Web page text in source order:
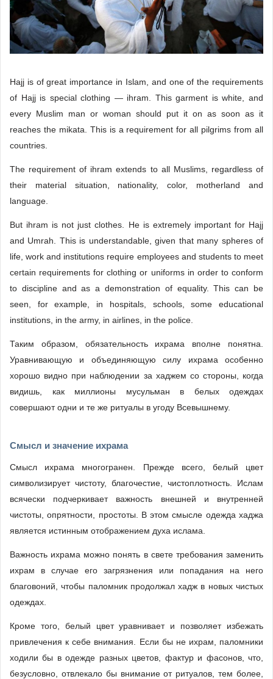
Hajj is of great importance in Islam, and one of the requirements
of Hajj is special clothing — ihram. This garment is white, and
every Muslim man or woman should put it on as soon as it
reaches the mikata. This is a requirement for all pilgrims from all
countries.
The requirement of ihram extends to all Muslims, regardless of
their material situation, nationality, color, motherland and
language.
But ihram is not just clothes. He is extremely important for Hajj
and Umrah. This is understandable, given that many spheres of
life, work and institutions require employees and students to meet
certain requirements for clothing or uniforms in order to conform
to discipline and as a demonstration of equality.This can be
seen, for example, in hospitals, schools, some educational
institutions, in the army, in airlines, in the police.
Таким образом, обязательность ихрама вполне понятна.
Уравнивающую и объединяющую силу ихрама особенно
хорошо видно при наблюдении за хаджем со стороны, когда
видишь, как миллионы мусульман в белых одеждах
совершают одни и те же ритуалы в угоду Всевышнему.
Смысл и значение ихрама
Смысл ихрама многогранен. Прежде всего, белый цвет
символизирует чистоту, благочестие, чистоплотность. Ислам
всячески подчеркивает важность внешней и внутренней
чистоты, опрятности, простоты. В этом смысле одежда хаджа
является истинным отображением духа ислама.
Важность ихрама можно понять в свете требования заменить
ихрам в случае его загрязнения или попадания на него
благовоний, чтобы паломник продолжал хадж в новых чистых
одеждах.
Кроме того, белый цвет уравнивает и позволяет избежать
привлечения к себе внимания. Если бы не ихрам, паломники
ходили бы в одежде разных цветов, фактур и фасонов, что,
безусловно, отвлекало бы внимание от ритуалов, тем более,